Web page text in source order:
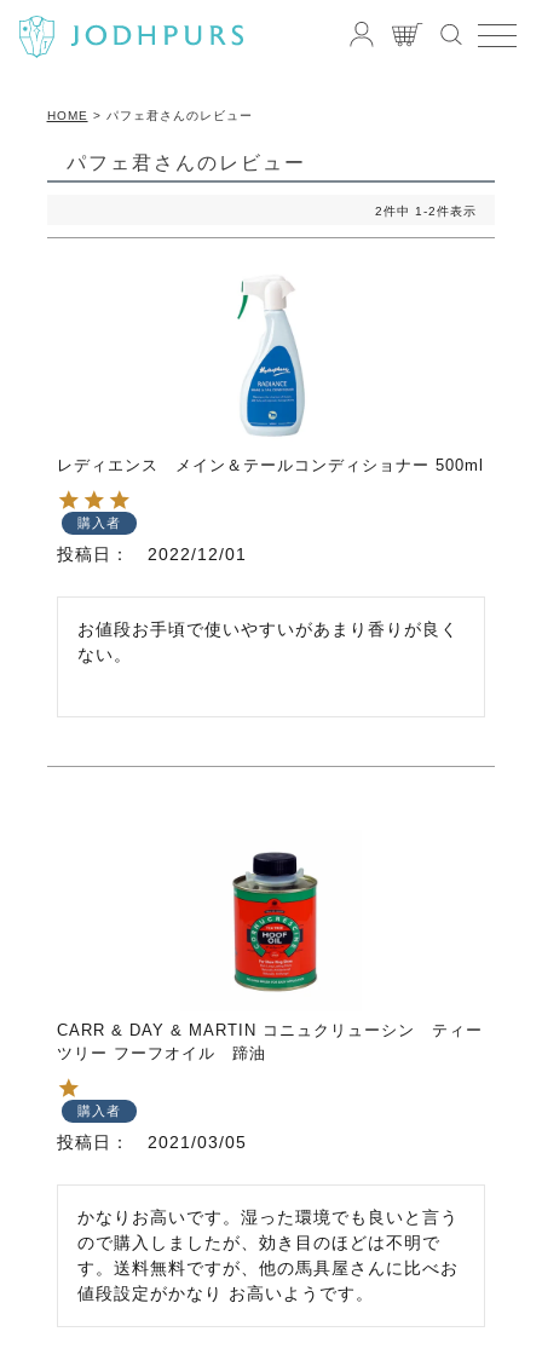
HOME パフェ君さんのレビュー
パフェ君さんのレビュー
2件中 1-2件表示
レディエンス メイン＆テールコンディショナー 500ml
購入者
投稿日 2022/12/01
お値段お手頃で使いやすいがあまり香りが良く
ない。
CARR & DAY & MARTIN コニュクリューシン ティー
ツリー フーフオイル 蹄油
購入者
投稿日 2021/03/05
かなりお高いです。湿った環境でも良いと言う
ので購入しましたが、効き目のほどは不明で
す。送料無料ですが、他の馬具屋さんに比べお
値段設定がかなり お高いようです。